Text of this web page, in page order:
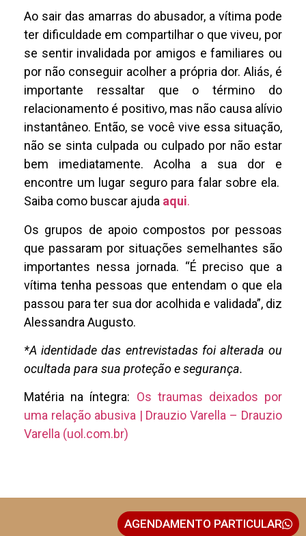
Ao sair das amarras do abusador, a vítima pode
ter dificuldade em compartilhar o que viveu, por
se sentir invalidada por amigos e familiares ou
por não conseguir acolher a própria dor. Aliás, é
importante ressaltar que o término do
relacionamento é positivo, mas não causa alívio
instantâneo. Então, se você vive essa situação,
não se sinta culpada ou culpado por não estar
bem imediatamente. Acolha a sua dor e
encontre um lugar seguro para falar sobre ela.
Saiba como buscar ajuda aqui.
Os grupos de apoio compostos por pessoas
que passaram por situações semelhantes são
importantes nessa jornada. “É preciso que a
vítima tenha pessoas que entendam o que ela
passou para ter sua dor acolhida e validada”, diz
Alessandra Augusto.
*A identidade das entrevistadas foi alterada ou
ocultada para sua proteção e segurança.
Matéria na íntegra: Os traumas deixados por
uma relação abusiva | Drauzio Varella – Drauzio
Varella (uol.com.br)
AGENDAMENTO PARTICULAR